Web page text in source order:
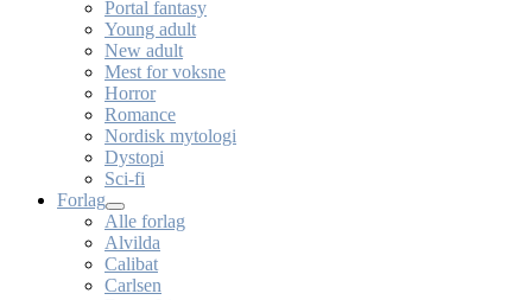
Portal fantasy
Young adult
New adult
Mest for voksne
Horror
Romance
Nordisk mytologi
Dystopi
Sci-fi
Forlag
Alle forlag
Alvilda
Calibat
Carlsen